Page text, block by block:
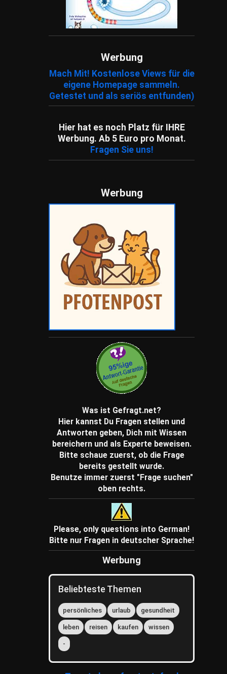
Werbung
Mach Mit! Kostenlose Views für die
eigene Homepage sammeln.
Getestet und als seriös entfunden)
Hier hat es noch Platz für IHRE
Werbung. Ab 5 Euro pro Monat.
Fragen Sie uns!
Werbung
Was ist Gefragt.net?
Hier kannst Du Fragen stellen und
Antworten geben, Dich mit Wissen
bereichern und als Experte beweisen.
Bitte schaue zuerst, ob die Frage
bereits gestellt wurde.
Benutze immer zuerst "Frage suchen"
oben rechts.
Please, only questions into German!
Bitte nur Fragen in deutscher Sprache!
Werbung
Beliebteste Themen
persönliches urlaub gesundheit
leben reisen kaufen wissen
-